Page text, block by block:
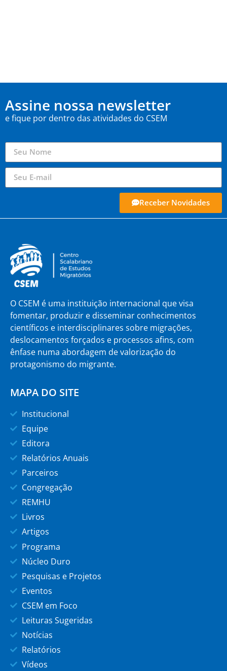
Assine nossa newsletter
e fique por dentro das atividades do CSEM
Receber Novidades
O CSEM é uma instituição internacional que visa
fomentar, produzir e disseminar conhecimentos
científicos e interdisciplinares sobre migrações,
deslocamentos forçados e processos afins, com
ênfase numa abordagem de valorização do
protagonismo do migrante.
MAPA DO SITE
Institucional
Equipe
Editora
Relatórios Anuais
Parceiros
Congregação
REMHU
Livros
Artigos
Programa
Núcleo Duro
Pesquisas e Projetos
Eventos
CSEM em Foco
Leituras Sugeridas
Notícias
Relatórios
Vídeos